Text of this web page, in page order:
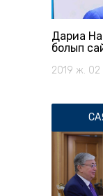
Дариға
болып
2019 ж. 02